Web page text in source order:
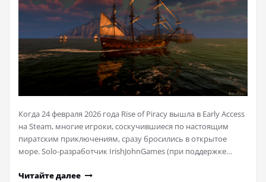
Когда 24 февраля 2026 года Rise of Piracy вышла в Early Access
на Steam, многие игроки, соскучившиеся по настоящим
пиратским приключениям, сразу бросились в открытое
море. Solo-разработчик IrishJohnGames (при поддержке…
Читайте далее